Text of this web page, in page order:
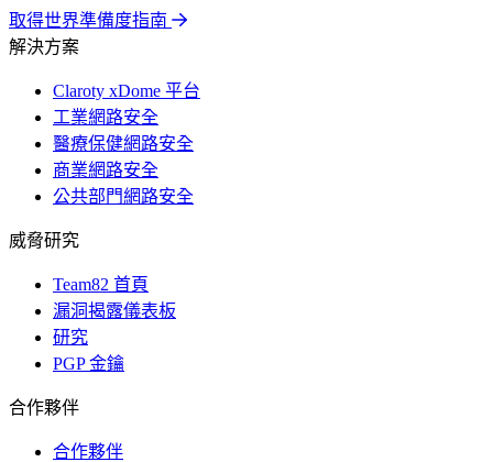
取得世界準備度指南
解決方案
Claroty xDome 平台
工業網路安全
醫療保健網路安全
商業網路安全
公共部門網路安全
威脅研究
Team82 首頁
漏洞揭露儀表板
研究
PGP 金鑰
合作夥伴
合作夥伴